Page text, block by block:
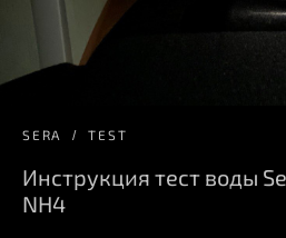
SERA TEST
Инструкция тест воды
NH4